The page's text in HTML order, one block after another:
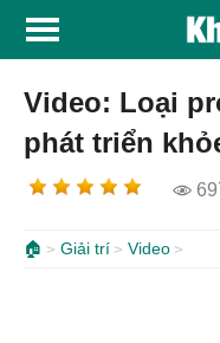
Video: Loại
phát triển
🏠 Giải trí Video